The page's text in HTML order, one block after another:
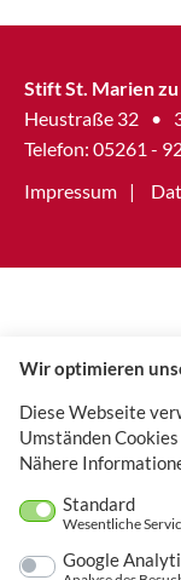
Stift St. Marien zu
Heustraße 32
•
Telefon: 05261 -
Impressum
Wir optimieren
Diese Webseite
Umständen
Nähere
Standard
Wesentliche
Google